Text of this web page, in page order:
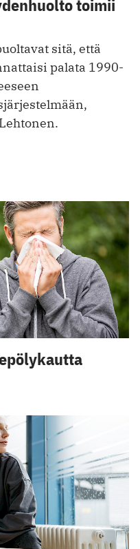
toimii
sitä, että
palata 1990-